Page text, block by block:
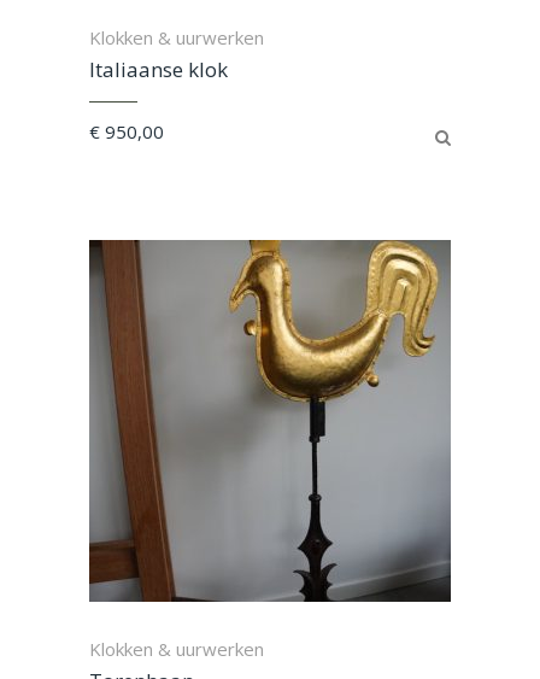
Klokken & uurwerken
Italiaanse klok
€ 950,00
Klokken & uurwerken